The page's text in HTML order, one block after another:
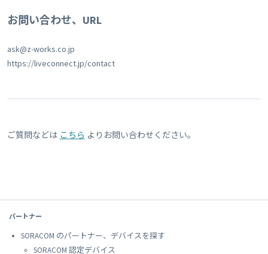
お問い合わせ、URL
ask@z-works.co.jp
https://liveconnect.jp/contact
ご質問などは こちら よりお問い合わせください。
パートナー
SORACOM のパートナー、デバイスを探す
SORACOM 認定デバイス